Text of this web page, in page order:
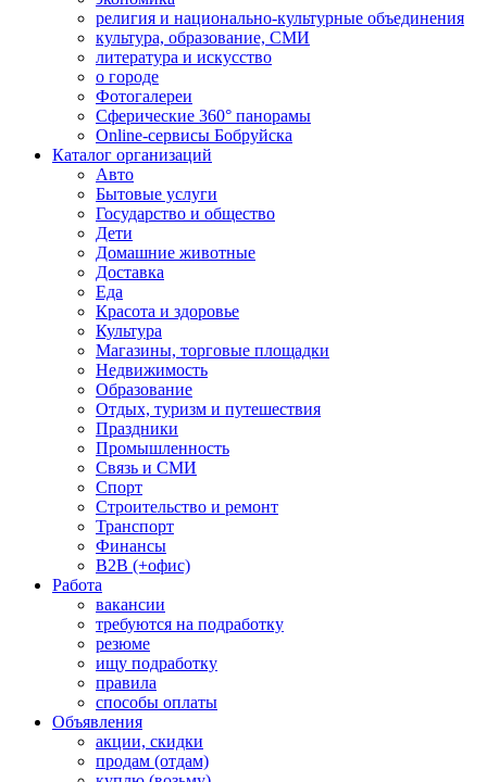
религия и национально-культурные объединения
культура, образование, СМИ
литература и искусство
о городе
Фотогалереи
Сферические 360° панорамы
Online-сервисы Бобруйска
Каталог организаций
Авто
Бытовые услуги
Государство и общество
Дети
Домашние животные
Доставка
Еда
Красота и здоровье
Культура
Магазины, торговые площадки
Недвижимость
Образование
Отдых, туризм и путешествия
Праздники
Промышленность
Связь и СМИ
Спорт
Строительство и ремонт
Транспорт
Финансы
B2B (+офис)
Работа
вакансии
требуются на подработку
резюме
ищу подработку
правила
способы оплаты
Объявления
акции, скидки
продам (отдам)